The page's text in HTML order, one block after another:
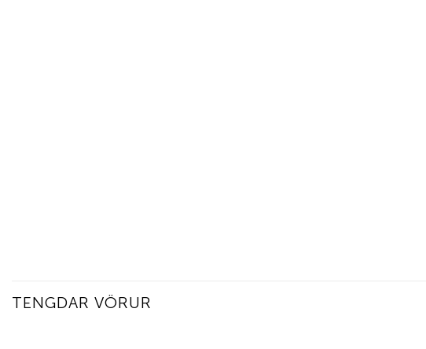
TENGDAR VÖRUR